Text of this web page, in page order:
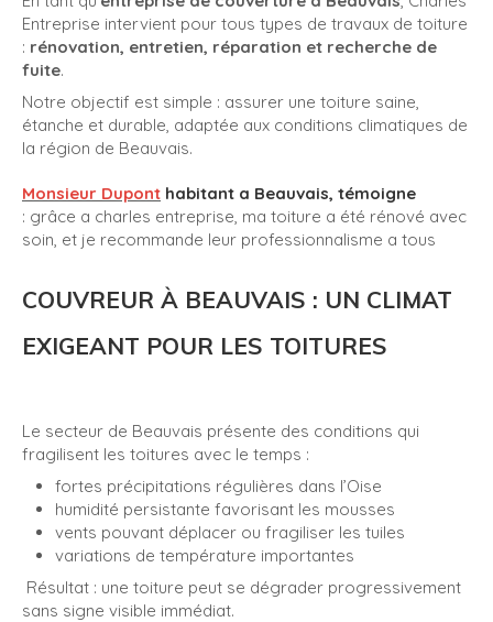
Entreprise intervient pour tous types de travaux de toiture
: rénovation, entretien, réparation et recherche de
fuite.
Notre objectif est simple : assurer une toiture saine,
étanche et durable, adaptée aux conditions climatiques de
la région de Beauvais.
Monsieur Dupont habitant a Beauvais, témoigne
: grâce a charles entreprise, ma toiture a été rénové avec
soin, et je recommande leur professionnalisme a tous
COUVREUR À BEAUVAIS : UN CLIMAT
EXIGEANT POUR LES TOITURES
Le secteur de Beauvais présente des conditions qui
fragilisent les toitures avec le temps :
fortes précipitations régulières dans l’Oise
humidité persistante favorisant les mousses
vents pouvant déplacer ou fragiliser les tuiles
variations de température importantes
Résultat : une toiture peut se dégrader progressivement
sans signe visible immédiat.